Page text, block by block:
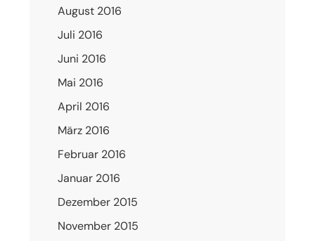
August 2016
Juli 2016
Juni 2016
Mai 2016
April 2016
März 2016
Februar 2016
Januar 2016
Dezember 2015
November 2015